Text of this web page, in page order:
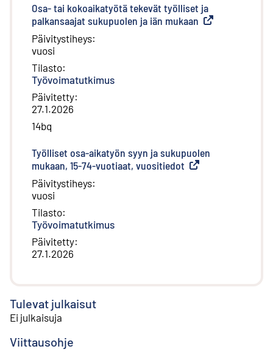
Osa- tai kokoaikatyötä tekevät työlliset ja
palkansaajat sukupuolen ja iän mukaan Ulkoinen linkki
Päivitystiheys:
vuosi
Tilasto:
Työvoimatutkimus
Päivitetty:
27.1.2026
14bq
Työlliset osa-aikatyön syyn ja sukupuolen
mukaan, 15-74-vuotiaat, vuositiedot Ulkoinen linkki
Päivitystiheys:
vuosi
Tilasto:
Työvoimatutkimus
Päivitetty:
27.1.2026
Tulevat julkaisut
Ei julkaisuja
Viittausohje